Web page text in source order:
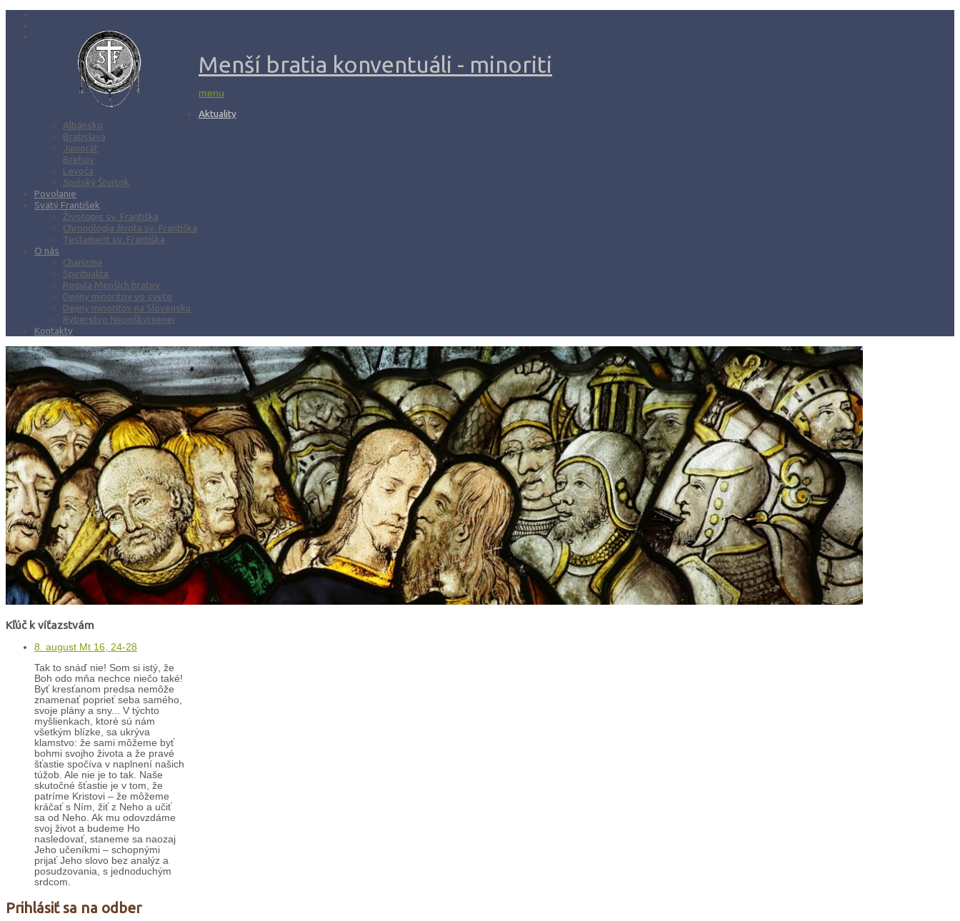
Menší bratia konventuáli - minoriti
menu
Aktuality
Albánsko
Bratislava
Juniorát
Brehov
Levoča
Spišský Štvrtok
Povolanie
Svätý František
Životopis sv. Františka
Chronológia života sv. Františka
Testament sv. Františka
O nás
Charizma
Spiritualita
Regula Menších bratov
Dejiny minoritov vo svete
Dejiny minoritov na Slovensku
Rytierstvo Nepoškvrnenej
Kontakty
Kľúč k víťazstvám
8. august Mt 16, 24-28
Tak to snáď nie! Som si istý, že
Boh odo mňa nechce niečo také!
Byť kresťanom predsa nemôže
znamenať poprieť seba samého,
svoje plány a sny... V týchto
myšlienkach, ktoré sú nám
všetkým blízke, sa ukrýva
klamstvo: že sami môžeme byť
bohmi svojho života a že pravé
šťastie spočíva v naplnení našich
túžob. Ale nie je to tak. Naše
skutočné šťastie je v tom, že
patríme Kristovi – že môžeme
kráčať s Ním, žiť z Neho a učiť
sa od Neho. Ak mu odovzdáme
svoj život a budeme Ho
nasledovať, staneme sa naozaj
Jeho učeníkmi – schopnými
prijať Jeho slovo bez analýz a
posudzovania, s jednoduchým
srdcom.
Prihlásiť sa na odber